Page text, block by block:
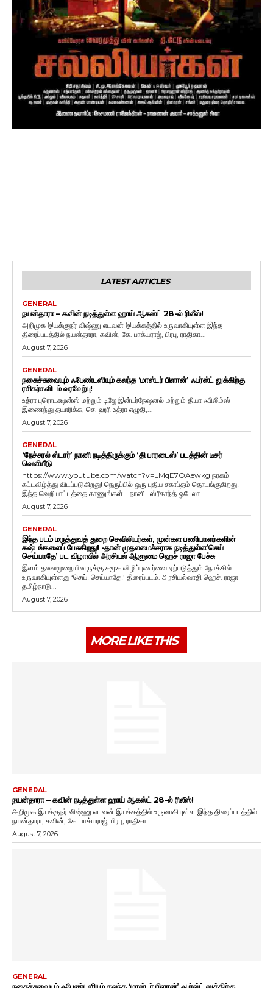
LATEST ARTICLES
GENERAL
நயன்தாரா – கவின் நடித்துள்ள ஹாய் ஆகஸ்ட் 28-ல் ரிலீஸ்!
அறிமுக இயக்குநர் விஷ்ணு எடவன் இயக்கத்தில் உருவாகியுள்ள இந்த
திரைப்படத்தில் நயன்தாரா, கவின், கே. பாக்யராஜ், பிரபு, ராதிகா...
August 7, 2026
GENERAL
நகைச்சுவையும் ஃபேண்டஸியும் கலந்த ‘மாஸ்டர் பிளான்’ ஃபர்ஸ்ட் லுக்கிற்கு
ரசிகர்களிடம் வரவேற்பு!
உத்ரா புரொடக்ஷன்ஸ் மற்றும் டிஜே இன்டர்நேஷனல் மற்றும் தியா ஃபிலிம்ஸ்
இணைந்து தயாரிக்க, செ. ஹரி உத்ரா எழுதி,...
August 7, 2026
GENERAL
‘நேச்சுரல் ஸ்டார்’ நானி நடித்திருக்கும் ‘தி பாரடைஸ்’ படத்தின் டீசர்
வெளியீடு
https://www.youtube.com/watch?v=LMqE7OAewkg நரகம்
கட்டவிழ்த்து விடப்படுகிறது! நெருப்பில் ஒரு புதிய சகாப்தம் தொடங்குகிறது!
இந்த வெறியாட்டத்தை காணுங்கள்!- நானி- ஸ்ரீகாந்த் ஒடேலா-...
August 7, 2026
GENERAL
இந்த படம் மருத்துவத் துறை செவிலியர்கள், முன்கள பணியாளர்களின்
கஷ்டங்களைப் பேசுகிறது! -தான் முதலமைச்சராக நடித்துள்ள’செய்
செய்யாதே’ பட விழாவில் அரசியல் ஆளுமை ஹெச் ராஜா பேச்சு
இளம் தலைமுறையினருக்கு சமூக விழிப்புணர்வை ஏற்படுத்தும் நோக்கில்
உருவாகியுள்ளது ‘செய்! செய்யாதே!’ திரைப்படம். அரசியல்வாதி ஹெச். ராஜா
தமிழ்நாடு...
August 7, 2026
MORE LIKE THIS
GENERAL
நயன்தாரா – கவின் நடித்துள்ள ஹாய் ஆகஸ்ட் 28-ல் ரிலீஸ்!
அறிமுக இயக்குநர் விஷ்ணு எடவன் இயக்கத்தில் உருவாகியுள்ள இந்த திரைப்படத்தில்
நயன்தாரா, கவின், கே. பாக்யராஜ், பிரபு, ராதிகா...
August 7, 2026
GENERAL